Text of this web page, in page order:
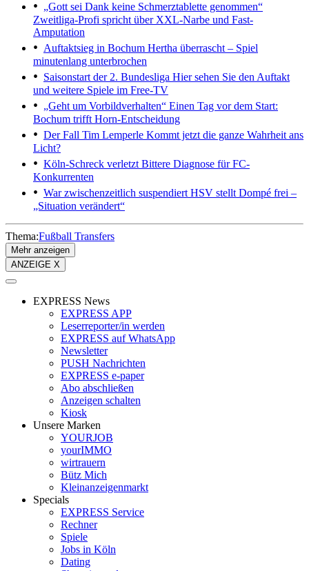
„Gott sei Dank keine Schmerztablette genommen“
Zweitliga-Profi spricht über XXL-Narbe und Fast-
Amputation
Auftaktsieg in Bochum Hertha überrascht – Spiel
minutenlang unterbrochen
Saisonstart der 2. Bundesliga Hier sehen Sie den Auftakt
und weitere Spiele im Free-TV
„Geht um Vorbildverhalten“ Einen Tag vor dem Start:
Bochum trifft Horn-Entscheidung
Der Fall Tim Lemperle Kommt jetzt die ganze Wahrheit ans
Licht?
Köln-Schreck verletzt Bittere Diagnose für FC-
Konkurrenten
War zwischenzeitlich suspendiert HSV stellt Dompé frei –
„Situation verändert“
Thema:Fußball Transfers
Mehr anzeigen
ANZEIGE X
EXPRESS News
EXPRESS APP
Leserreporter/in werden
EXPRESS auf WhatsApp
Newsletter
PUSH Nachrichten
EXPRESS e-paper
Abo abschließen
Anzeigen schalten
Kiosk
Unsere Marken
YOURJOB
yourIMMO
wirtrauern
Bütz Mich
Kleinanzeigenmarkt
Specials
EXPRESS Service
Rechner
Spiele
Jobs in Köln
Dating